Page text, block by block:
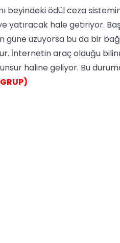
beyindeki ödül ceza
yatıracak hale getiriyor.
güne uzuyorsa bu da bir
İnternetin araç olduğu
haline geliyor. Bu